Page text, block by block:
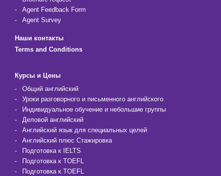
Agent Feedback Form
Agent Survey
Наши контакты
Terms and Conditions
Курсы и Цены
Общий английский
Уроки разговорного и письменного английского
Индивидуальное обучение и небольшие группы
Деловой английский
Английский язык для специальных целей
Английский плюс Стажировка
Подготовка к IELTS
Подготовка к TOEFL
Подготовка к TOEFL